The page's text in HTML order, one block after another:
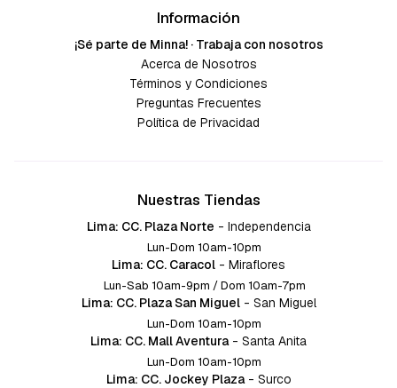
Información
¡Sé parte de Minna! · Trabaja con nosotros
Acerca de Nosotros
Términos y Condiciones
Preguntas Frecuentes
Política de Privacidad
Nuestras Tiendas
Lima: CC. Plaza Norte - Independencia
Lun-Dom 10am-10pm
Lima: CC. Caracol - Miraflores
Lun-Sab 10am-9pm / Dom 10am-7pm
Lima: CC. Plaza San Miguel - San Miguel
Lun-Dom 10am-10pm
Lima: CC. Mall Aventura - Santa Anita
Lun-Dom 10am-10pm
Lima: CC. Jockey Plaza - Surco